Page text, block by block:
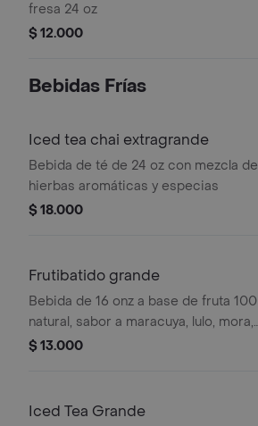
fresa 24 oz
$ 12.000
Bebidas Frí­as
Iced tea chai extragrande
Bebida de té de 24 oz con mezcla de
hierbas aromáticas y especias
$ 18.000
Frutibatido grande
Bebida de 16 onz a base de fruta 100
natural, sabor a maracuya, lulo, mora,
guanábana y mango
$ 13.000
Iced Tea Grande